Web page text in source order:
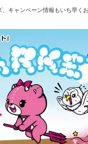
キャンペーン情報もいち早く